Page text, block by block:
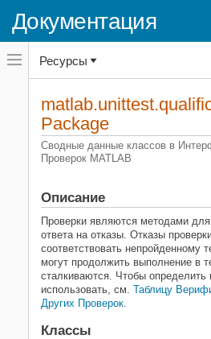
Документация
Переключатель
навигационного
меню
переключатель
навигационного
MATLAB
Инструменты разработки программного
обеспечения
Пакет matlab.unittest.qualifications
НА ЭТОЙ СТРАНИЦЕ
Описание
Классы
Смотрите также
Ресурсы
Package
Сводные данные классов в
Проверок MATLAB
Описание
Проверки являются методами для
ответа на отказы. Отказы
соответствовать непройденному
могут продолжить выполнение в
сталкиваются. Чтобы определить
использовать, см. Таблицу
Других Проверок.
Классы